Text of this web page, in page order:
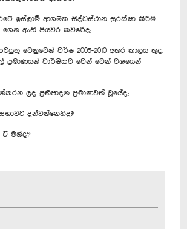
ඉස්ලාම් ආගමික සිද්ධස්ථාන සුරක්ෂා කිරීම
ගෙන ඇති පියවර කවරේද;
වර්ෂ 2005-2010 අතර කාලය තුළ
ප්‍රමාණයන් වාර්ෂිකව වෙන් වෙන් වශයෙන්
ලද ප්‍රතිපාදන ප්‍රමාණවත් වූයේද;
දන්වන්නෙහිද?
මන්ද?